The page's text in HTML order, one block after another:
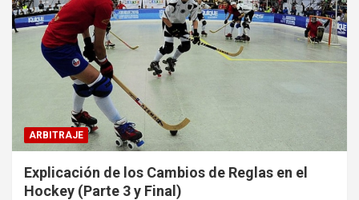
ARBITRAJE
Explicación de los Cambios de Reglas en el
Hockey (Parte 3 y Final)